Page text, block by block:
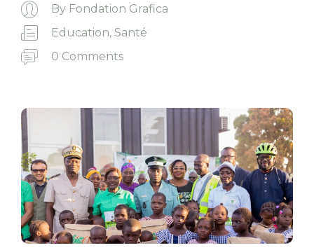
By Fondation Grafica
Education, Santé
0 Comments